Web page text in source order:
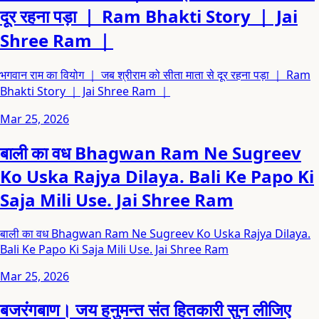
दूर रहना पड़ा ｜ Ram Bhakti Story ｜ Jai
Shree Ram ｜
भगवान राम का वियोग ｜ जब श्रीराम को सीता माता से दूर रहना पड़ा ｜ Ram
Bhakti Story ｜ Jai Shree Ram ｜
Mar 25, 2026
बाली का वध Bhagwan Ram Ne Sugreev
Ko Uska Rajya Dilaya. Bali Ke Papo Ki
Saja Mili Use. Jai Shree Ram
बाली का वध Bhagwan Ram Ne Sugreev Ko Uska Rajya Dilaya.
Bali Ke Papo Ki Saja Mili Use. Jai Shree Ram
Mar 25, 2026
बजरंगबाण। जय हनुमन्त संत हितकारी सुन लीजिए